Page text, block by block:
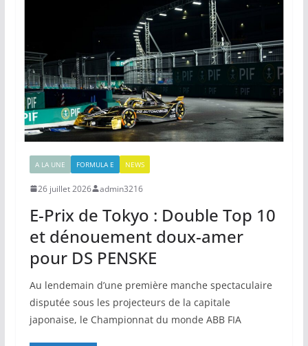
A LA UNE FORMULA E NEWS
26 juillet 2026 admin3216
E-Prix de Tokyo : Double Top 10
et dénouement doux-amer
pour DS PENSKE
Au lendemain d’une première manche spectaculaire
disputée sous les projecteurs de la capitale
japonaise, le Championnat du monde ABB FIA